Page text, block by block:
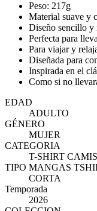
Peso: 217g
Material suave y
Diseño sencillo y
Perfecta para
Para viajar y
Diseñada para
Inspirada en el
Como si no
EDAD
ADULTO
GÉNERO
MUJER
CATEGORIA
T-SHIRT
TIPO MANGAS
CORTA
Temporada
2026